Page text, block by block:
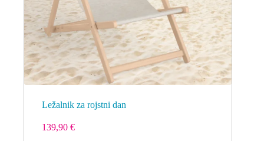
Ležalnik za rojstni dan
139,90 €